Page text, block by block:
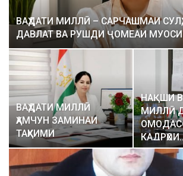
ВАҲДАТИ МИЛЛӢ – САРЧАШМАИ
ДАВЛАТ ВА РУШДИ ҶОМЕАИ
ВАҲДАТИ МИЛЛӢ
ҲАМЧУН ЗАМИНАИ
ТАҲКИМИ
ИНФРАСОХТОРИ
ТИББӢ…
НАҚШИ
МИЛЛӢ